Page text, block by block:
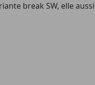
break SW, elle